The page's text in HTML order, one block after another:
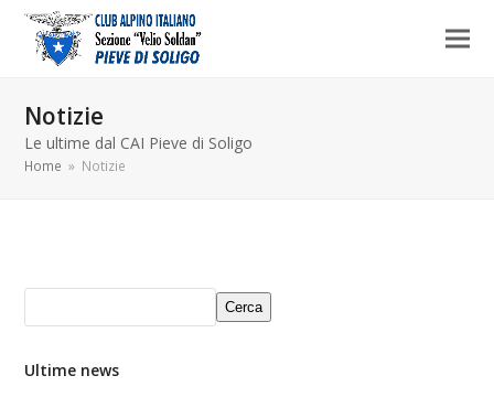
Notizie
Le ultime dal CAI Pieve di Soligo
Home » Notizie
Cerca
Ultime news